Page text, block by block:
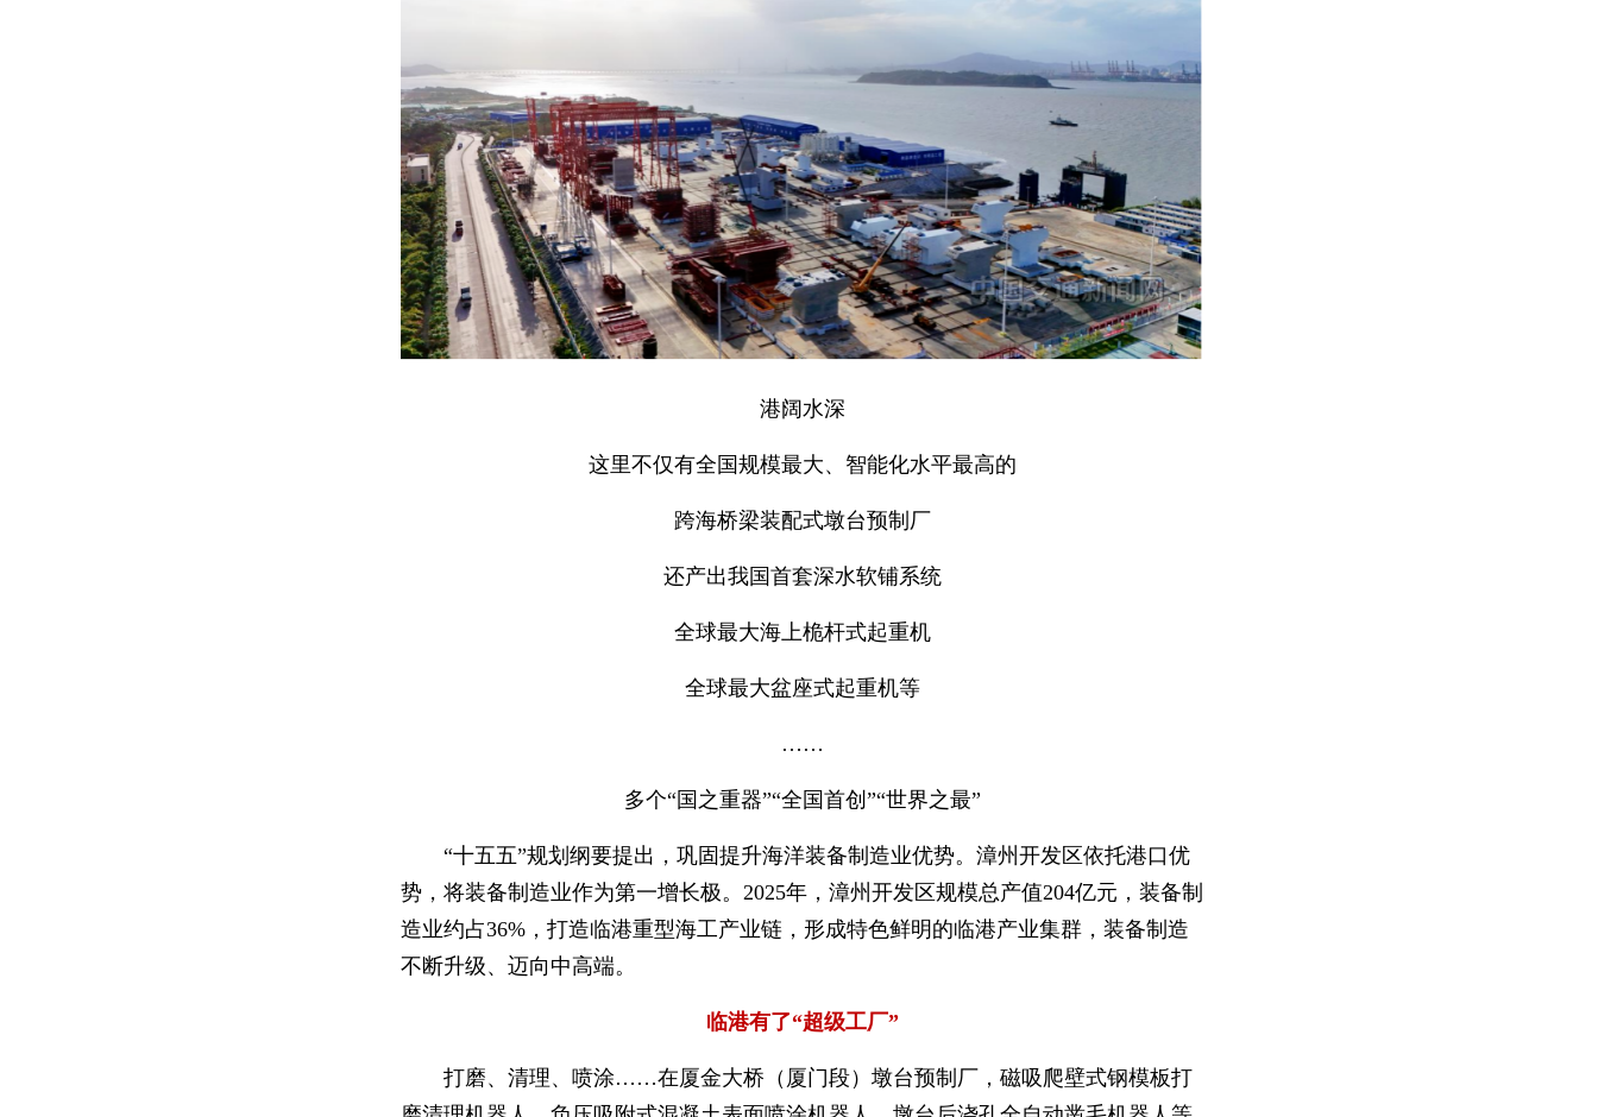
港阔水深
这里不仅有全国规模最大、智能化水平最高的
跨海桥梁装配式墩台预制厂
还产出我国首套深水软铺系统
全球最大海上桅杆式起重机
全球最大盆座式起重机等
……
多个“国之重器”“全国首创”“世界之最”
“十五五”规划纲要提出，巩固提升海洋装备制造业优势。漳州开发区依托港口优
势，将装备制造业作为第一增长极。2025年，漳州开发区规模总产值204亿元，装备制
造业约占36%，打造临港重型海工产业链，形成特色鲜明的临港产业集群，装备制造
不断升级、迈向中高端。
临港有了“超级工厂”
打磨、清理、喷涂……在厦金大桥（厦门段）墩台预制厂，磁吸爬壁式钢模板打